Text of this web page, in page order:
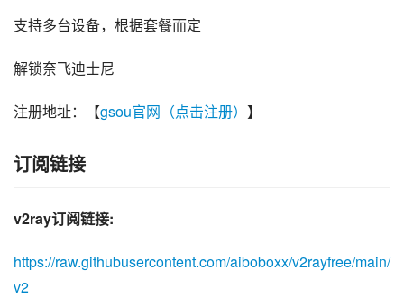
支持多台设备，根据套餐而定
解锁奈飞迪士尼
注册地址：【gsou官网（点击注册） 】
订阅链接
v2ray订阅链接:
https://raw.githubusercontent.com/aiboboxx/v2rayfree/main/
v2